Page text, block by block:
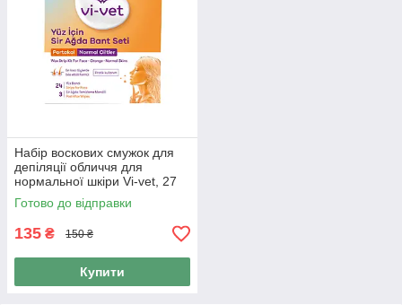
Набір воскових смужок для
депіляції обличчя для
нормальної шкіри Vi-vet, 27
шт
Готово до відправки
135 ₴ 150 ₴
Купити